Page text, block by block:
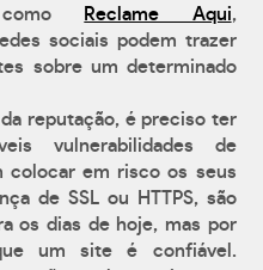
como
Reclame Aqui,
sociais podem trazer
sobre um determinado
reputação, é preciso ter
vulnerabilidades de
colocar em risco os seus
de SSL ou HTTPS, são
os dias de hoje, mas por
um site é confiável.